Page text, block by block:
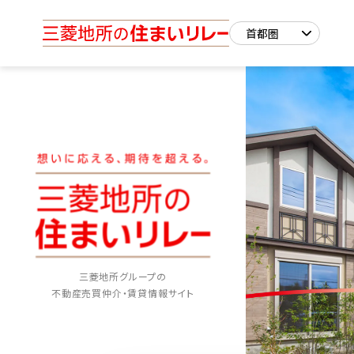
三菱地所グループの
不動産売買仲介・賃貸情報サイト